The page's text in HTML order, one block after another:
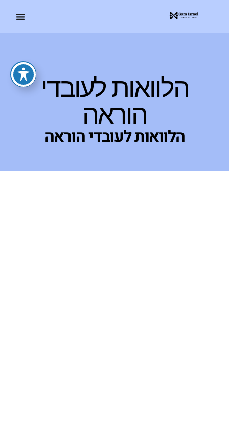
הלוואות לעובדי
הוראה
הלוואות לעובדי הוראה